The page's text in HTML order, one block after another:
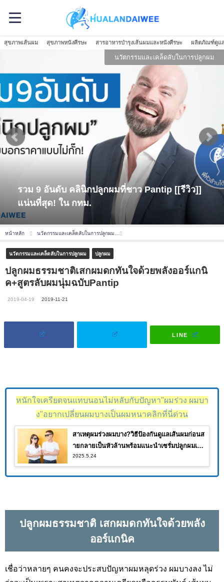
สุขภาพเส้นผม สุขภาพหนังศีรษะ สารอาหารบำรุงเส้นผมและหนังศีรษะ ผลิตภัณฑ์ดูแล
นวัตกรรมและเคล็ดลับในการปลูกผม
รวม 9 อันดับ คลินิกปลูกผมที่ชาว Pantip [[รีวิว]]
แน่นที่สุด! ใน กทม.
หน้าหลัก นวัตกรรมและเคล็ดลับในการปลูกผม
นวัตกรรมและเคล็ดลับในการปลูกผม ปลูกผม
ปลูกผมธรรมชาติเสกผมดกทันใจด้วยพลังออร์แกนิ
ค+สูตรลับผมนุ่มฉบับPantip
2019-04-19 2019-11-21
LINE
หนักใจเครียดจนแทบนอนไม่หลับกับปัญหา"ผมร่วง ผมบา
ง"อยากเปลี่ยนผมบางเป็นผมหนาคลิกที่นี่ด่วน
สาเหตุผมร่วงผมบาง?วิธีป้องกันดูแลเส้นผมก่อนส
ายกลายเป็นหัวล้านพร้อมแนะนำเซรั่มปลูกผมเห็น
ผลจนคุณต้องอึ้ง!!
2025.5.24
ปลูกผมธรรมชาติ เสกผมดกทันใจด้วยพลัง
ออร์แกนิค
เชื่อว่าหลายๆ คนคงจะประสบปัญหาผมหลุดร่วง ผมบางลง ไม่